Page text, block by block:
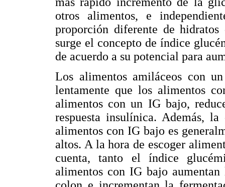
otros alimentos, e
proporción diferente de
surge el concepto de índice
de acuerdo a su potencial para
Los alimentos amiláceos con
lentamente que los alimentos
alimentos con un IG bajo,
respuesta insulínica. Además,
alimentos con IG bajo es
altos. A la hora de escoger
cuenta, tanto el índice
alimentos con IG bajo